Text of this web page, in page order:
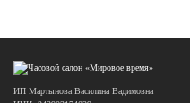
ИП Мартынова Василина Вадимовна